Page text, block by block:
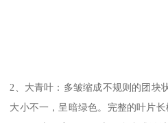
2、大青叶：多皱缩成不规则的团块
大小不一，呈暗绿色。完整的叶片